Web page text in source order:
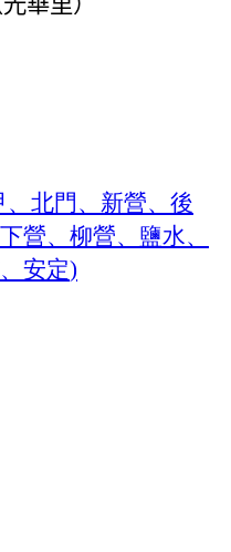
北門、新營、後
營、柳營、鹽水、
安定)